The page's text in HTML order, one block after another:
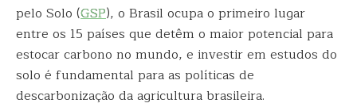
pelo Solo (GSP), o Brasil ocupa o primeiro lugar
entre os 15 países que detêm o maior potencial para
estocar carbono no mundo, e investir em estudos do
solo é fundamental para as políticas de
descarbonização da agricultura brasileira.